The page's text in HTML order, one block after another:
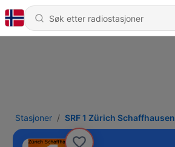
Stasjoner SRF 1 Zürich Schaffhausen